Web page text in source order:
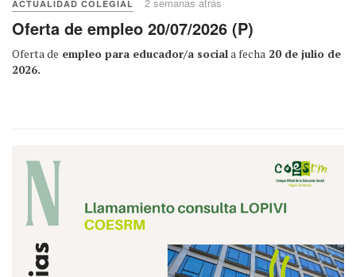
ACTUALIDAD COLEGIAL
Oferta de empleo 20/07/2026 (P)
Oferta de empleo para educador/a sociala fecha 20 de julio de
2026.